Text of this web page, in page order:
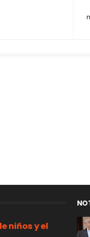
niños y el